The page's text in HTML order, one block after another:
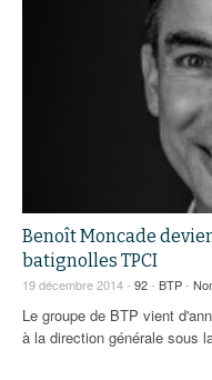
Benoît Moncade
batignolles TPCI
19 décembre 2014 - 92- BTP-
Le groupe de BTP vient
à la direction générale sous